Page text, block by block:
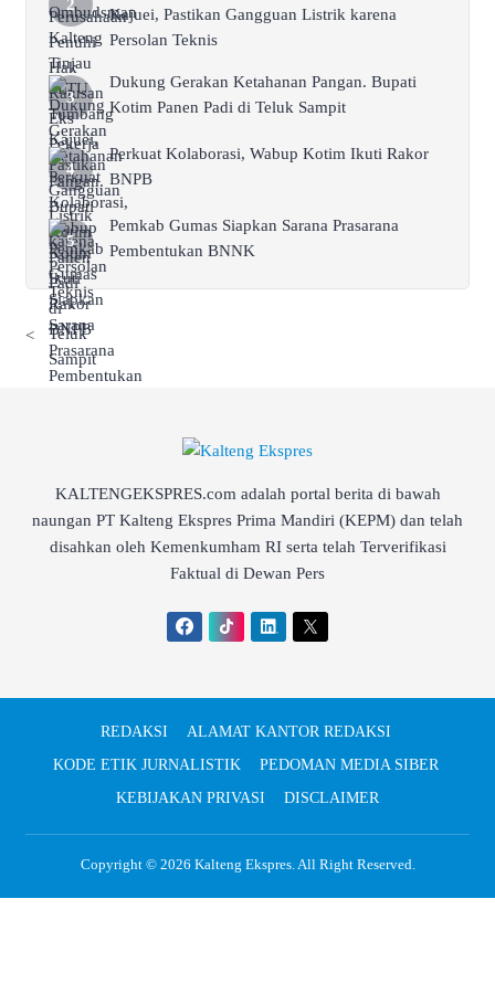
Kajuei, Pastikan Gangguan Listrik karena
Persolan Teknis
Dukung Gerakan Ketahanan Pangan. Bupati
Kotim Panen Padi di Teluk Sampit
Perkuat Kolaborasi, Wabup Kotim Ikuti Rakor
BNPB
Pemkab Gumas Siapkan Sarana Prasarana
Pembentukan BNNK
<
KALTENGEKSPRES.com adalah portal berita di bawah
naungan PT Kalteng Ekspres Prima Mandiri (KEPM) dan telah
disahkan oleh Kemenkumham RI serta telah Terverifikasi
Faktual di Dewan Pers
REDAKSI
ALAMAT KANTOR REDAKSI
KODE ETIK JURNALISTIK
PEDOMAN MEDIA SIBER
KEBIJAKAN PRIVASI
DISCLAIMER
Copyright © 2026 Kalteng Ekspres. All Right Reserved.